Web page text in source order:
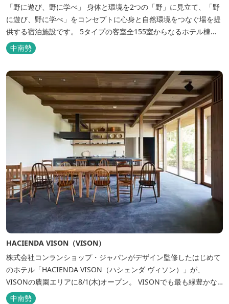
「野に遊び、野に学べ」 身体と環境を2つの「野」に見立て、「野
に遊び、野に学べ」をコンセプトに心身と自然環境をつなぐ場を提
供する宿泊施設です。 5タイプの客室全155室からなるホテル棟
と、プライベートな滞在が楽しめる一棟独立型のヴィラ6棟がござ
います。
中南勢
HACIENDA VISON（VISON）
株式会社コンランショップ・ジャパンがデザイン監修したはじめて
のホテル「HACIENDA VISON（ハシェンダ ヴィソン）」が、
VISONの農園エリアに8/1(木)オープン。 VISONでも最も緑豊かな
農園エリアに建つHACIENDA VISON。 ホテル名
中南勢